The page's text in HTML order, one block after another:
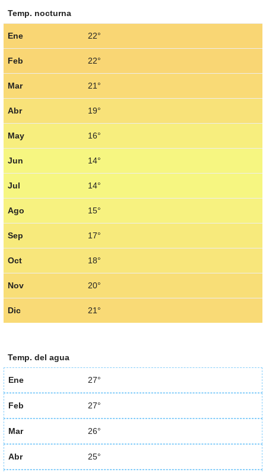
Temp. nocturna
Ene 22°
Feb 22°
Mar 21°
Abr 19°
May 16°
Jun 14°
Jul 14°
Ago 15°
Sep 17°
Oct 18°
Nov 20°
Dic 21°
Temp. del agua
Ene 27°
Feb 27°
Mar 26°
Abr 25°